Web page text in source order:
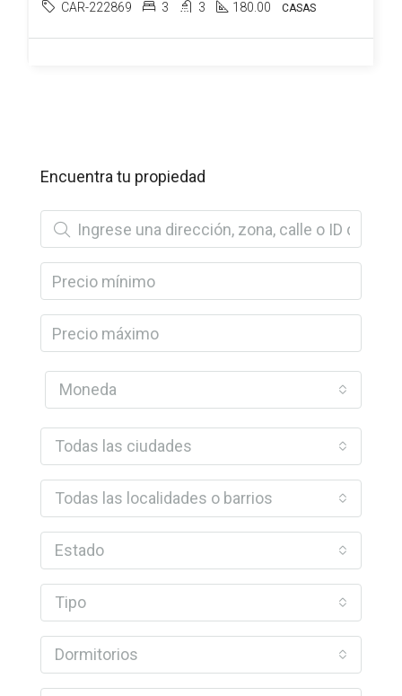
CAR-222869 3 3 180.00 CASAS
Encuentra tu propiedad
Moneda
Todas las ciudades
Todas las localidades o barrios
Estado
Tipo
Dormitorios